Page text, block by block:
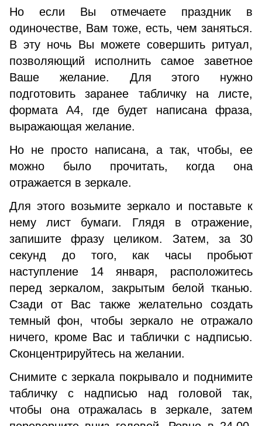
Но если Вы отмечаете праздник в
одиночестве, Вам тоже, есть, чем заняться.
В эту ночь Вы можете совершить ритуал,
позволяющий исполнить самое заветное
Ваше желание. Для этого нужно
подготовить заранее табличку на листе,
формата А4, где будет написана фраза,
выражающая желание.
Но не просто написана, а так, чтобы, ее
можно было прочитать, когда она
отражается в зеркале.
Для этого возьмите зеркало и поставьте к
нему лист бумаги. Глядя в отражение,
запишите фразу целиком. Затем, за 30
секунд до того, как часы пробьют
наступление 14 января, расположитесь
перед зеркалом, закрытым белой тканью.
Сзади от Вас также желательно создать
темный фон, чтобы зеркало не отражало
ничего, кроме Вас и таблички с надписью.
Сконцентрируйтесь на желании.
Снимите с зеркала покрывало и поднимите
табличку с надписью над головой так,
чтобы она отражалась в зеркале, затем